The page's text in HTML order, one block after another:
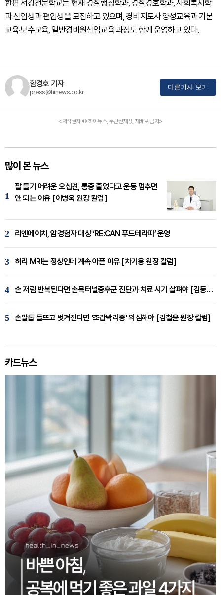
한편 서강전문학교는 현재 경찰행정학과, 경찰경호학과, 사회복지학
과 신입생과 편입생을 모집하고 있으며, 경비지도사 양성교육과 기본
교육·보수교육, 일반경비원신임교육 과정도 함께 운영하고 있다.
함경호 기자
press@hinews.co.kr
다른기사 보기
<저작권자 © 하이뉴스, 무단전재 및 재배포 금지>
많이 본 뉴스
1
팔 들기 어려운 오십견, 통증 줄었다고 운동 멈추면
안 되는 이유 [이병욱 원장 칼럼]
2 리엔에이치, 암경험자 대상 ‘RE:CAN 푸드테라피’ 운영
3 허리 MRI는 정상인데 계속 아픈 이유 [차기용 원장 칼럼]
4 손 저림 반복된다면 손목터널증후군 진단과 치료 시기 살펴야 [김동현 원장 칼럼]
5 손발톱 들뜨고 벗겨진다면 '조갑박리증' 의심해야 [김철윤 원장 칼럼]
카드뉴스